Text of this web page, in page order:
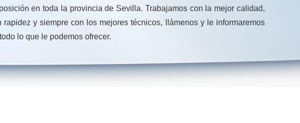
en toda la provincia de Sevilla. Trabajamos con la mejor calidad,
rapidez y siempre con los mejores técnicos, llámenos y le informaremos
lo que le podemos ofrecer.